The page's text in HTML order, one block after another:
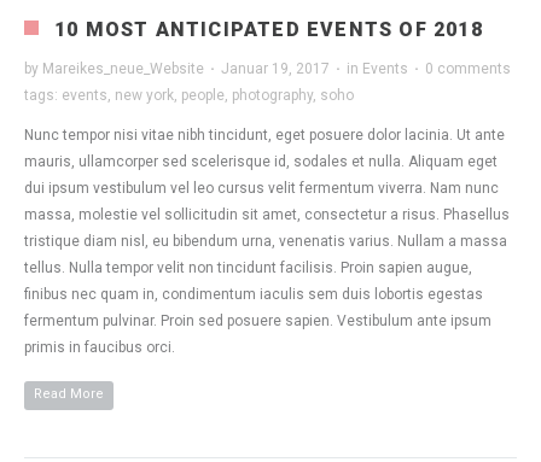
10 MOST ANTICIPATED EVENTS OF 2018
by Mareikes_neue_Website · Januar 19, 2017 · in Events · 0 comments
tags: events new york people photography, soho
Nunc tempor nisi vitae nibh tincidunt, eget posuere dolor lacinia. Ut ante
mauris, ullamcorper sed scelerisque id, sodales et nulla. Aliquam eget
dui ipsum vestibulum vel leo cursus velit fermentum viverra. Nam nunc
massa, molestie vel sollicitudin sit amet, consectetur a risus. Phasellus
tristique diam nisl, eu bibendum urna, venenatis varius. Nullam a massa
tellus. Nulla tempor velit non tincidunt facilisis. Proin sapien augue,
finibus nec quam in, condimentum iaculis sem duis lobortis egestas
fermentum pulvinar. Proin sed posuere sapien. Vestibulum ante ipsum
primis in faucibus orci.
Read More